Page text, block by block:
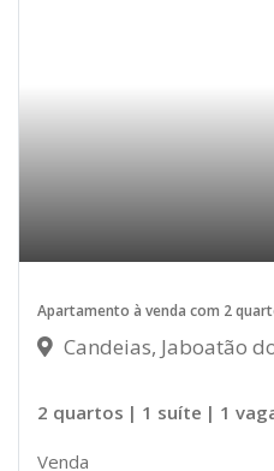
Apartamento à venda com 2
Candeias, Jaboatão
2 quartos | 1 suíte | 1
Venda